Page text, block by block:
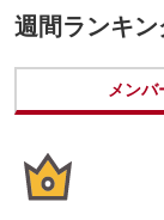
週間ランキン
メンバ